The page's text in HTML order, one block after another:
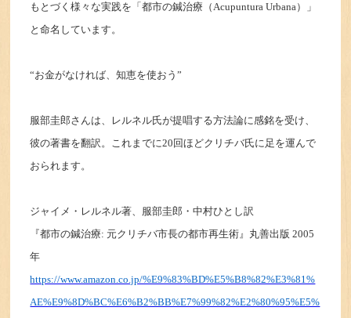
もとづく様々な実践を「都市の鍼治療（Acupuntura Urbana）」
と命名しています。
“お金がなければ、知恵を使おう”
服部圭郎さんは、レルネル氏が提唱する方法論に感銘を受け、
彼の著書を翻訳。これまでに20回ほどクリチバ氏に足を運んで
おられます。
ジャイメ・レルネル著、服部圭郎・中村ひとし訳
『都市の鍼治療: 元クリチバ市長の都市再生術』丸善出版 2005
年
https://www.amazon.co.jp/%E9%83%BD%E5%B8%82%E3%81%
AE%E9%8D%BC%E6%B2%BB%E7%99%82%E2%80%95%E5%